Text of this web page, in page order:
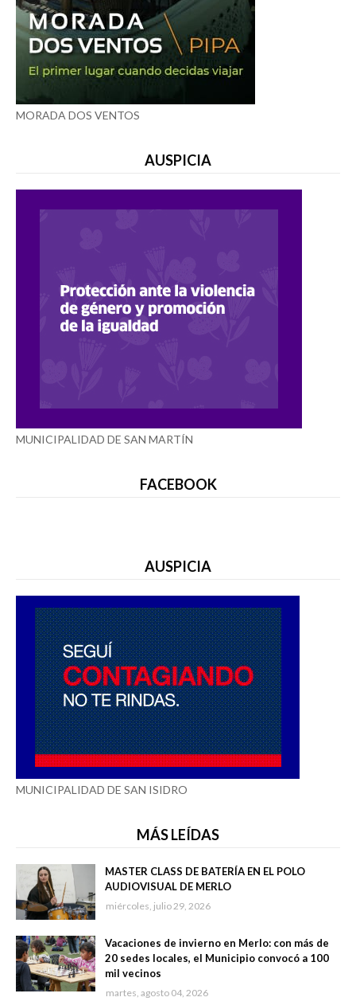
MORADA DOS VENTOS
AUSPICIA
MUNICIPALIDAD DE SAN MARTÍN
FACEBOOK
AUSPICIA
MUNICIPALIDAD DE SAN ISIDRO
MÁS LEÍDAS
MASTER CLASS DE BATERÍA EN EL POLO
AUDIOVISUAL DE MERLO
miércoles, julio 29, 2026
Vacaciones de invierno en Merlo: con más de
20 sedes locales, el Municipio convocó a 100
mil vecinos
martes, agosto 04, 2026